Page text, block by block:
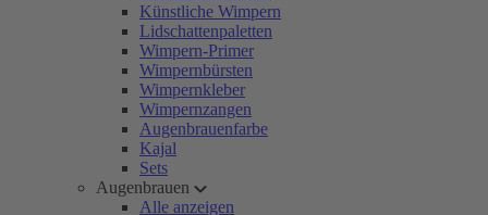
Künstliche Wimpern
Lidschattenpaletten
Wimpern-Primer
Wimpernbürsten
Wimpernkleber
Wimpernzangen
Augenbrauenfarbe
Kajal
Sets
Augenbrauen
Alle anzeigen